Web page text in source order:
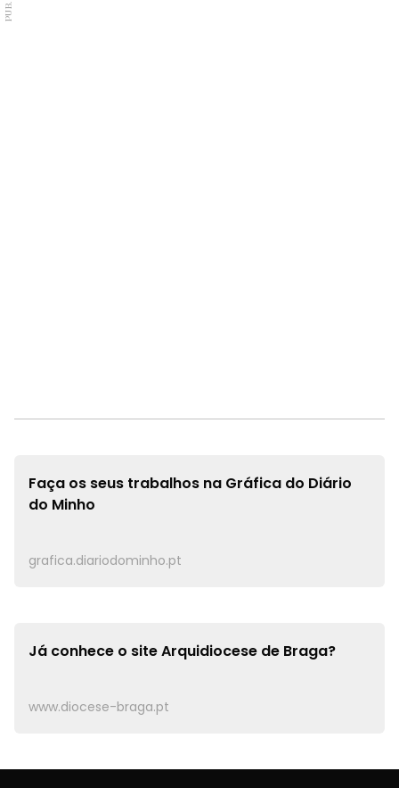
PUB.
Faça os seus trabalhos na Gráfica do Diário
do Minho
grafica.diariodominho.pt
Já conhece o siteArquidiocese de Braga?
www.diocese-braga.pt